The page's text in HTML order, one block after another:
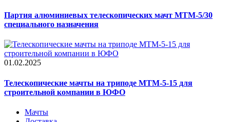
Партия алюминиевых телескопических мачт МТМ-5/30
специального назначения
01.02.2025
Телескопические мачты на триподе МТМ-5-15 для
строительной компании в ЮФО
Мачты